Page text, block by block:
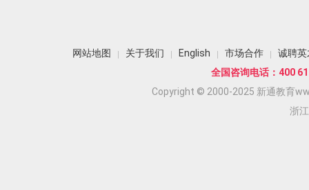
网站地图 关于我们 English 市场合作
诚聘英
全国咨询电话：400
Copyright © 2000-2025 新通教育
浙